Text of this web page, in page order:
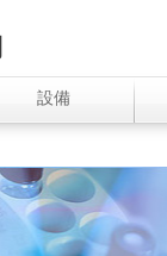
設備